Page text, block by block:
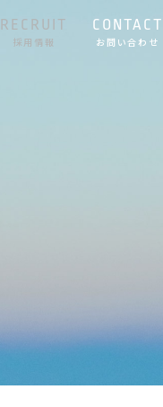
RECRUIT
採用情報
CONTACT
お問い合わせ